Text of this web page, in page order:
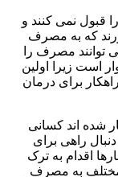
قبول نمی کنند و
که به مصرف
توانند مصرف را
است زیرا اولین
برای درمان
شده اند کسانی
راهی برای
اقدام به ترک
مختلف به مصرف